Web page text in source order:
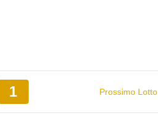
1 Prossimo Lotto